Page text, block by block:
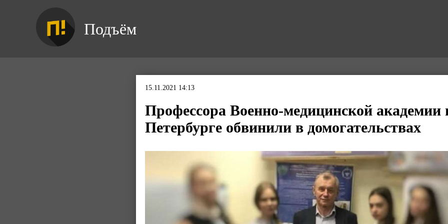
Подъём
15.11.2021 14:13
Профессора Военно-медицинской академии
Петербурге обвинили в домогательствах